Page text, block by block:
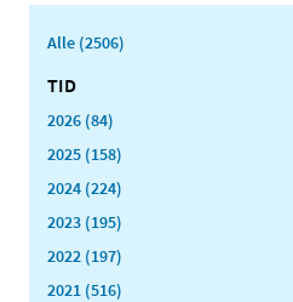
Alle (2506)
TID
2026 (84)
2025 (158)
2024 (224)
2023 (195)
2022 (197)
2021 (516)